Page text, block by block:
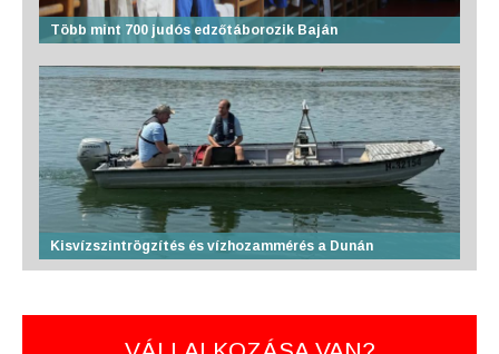
Több mint 700 judós edzőtáborozik Baján
Kisvízszintrögzítés és vízhozammérés a Dunán